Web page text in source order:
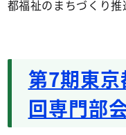
都福祉のまちづくり推
第7期東
回専門部